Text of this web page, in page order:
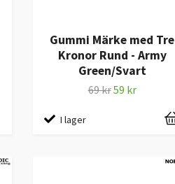
Gummi Märke med Tre
Kronor Rund - Army
Green/Svart
69 kr59 kr
I lager